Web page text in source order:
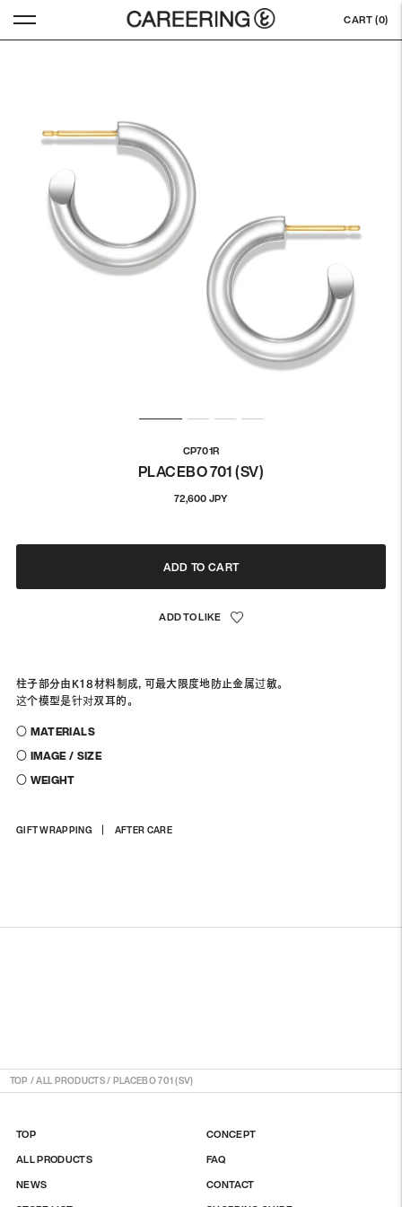
CART (0)
CP701R
PLACEBO 701 (SV)
72,600 JPY通
格
ADD TO CART
柱子部分由K18材料制成，可最大限度地防止金属过敏。
这个模型是针对双耳的。
〇 MATERIALS
〇 IMAGE / SIZE
〇 WEIGHT
GIFT WRAPPING AFTER CARE
商
TOP /ALL PRODUCTS/ PLACEBO 701 (SV)
TOP
ALL PRODUCTS
NEWS
CONCEPT
FAQ
CONTACT